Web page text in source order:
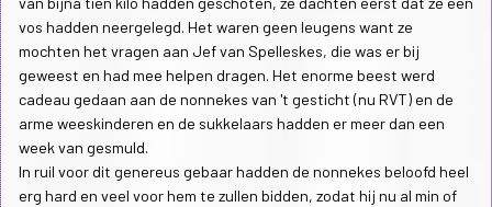
vos hadden neergelegd. Het waren geen leugens want ze
mochten het vragen aan Jef van Spelleskes, die was er bij
geweest en had mee helpen dragen. Het enorme beest werd
cadeau gedaan aan de nonnekes van 't gesticht (nu RVT) en de
arme weeskinderen en de sukkelaars hadden er meer dan een
week van gesmuld.
In ruil voor dit genereus gebaar hadden de nonnekes beloofd heel
erg hard en veel voor hem te zullen bidden, zodat hij nu al min of